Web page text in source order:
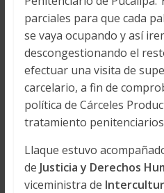
parciales para que cada
se vaya ocupando y así
descongestionando el
efectuar una visita de
carcelario, a fin de
política de Cárceles
tratamiento
Llaque estuvo
de Justicia y Derechos
viceministra de